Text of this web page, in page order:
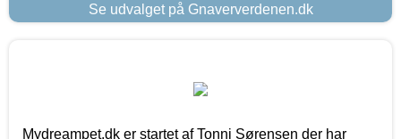
Se udvalget på Gnaververdenen.dk
Mydreampet.dk er startet af Tonni Sørensen der har